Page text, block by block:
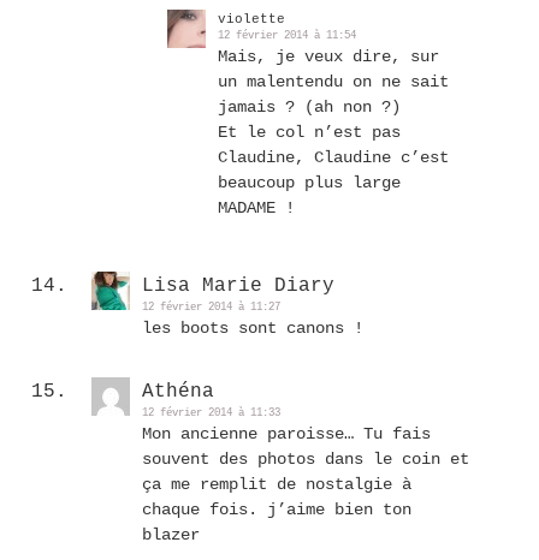
violette
12 février 2014 à 11:54
Mais, je veux dire, sur
un malentendu on ne sait
jamais ? (ah non ?)
Et le col n’est pas
Claudine, Claudine c’est
beaucoup plus large
MADAME !
Lisa Marie Diary
12 février 2014 à 11:27
les boots sont canons !
Athéna
12 février 2014 à 11:33
Mon ancienne paroisse… Tu fais
souvent des photos dans le coin et
ça me remplit de nostalgie à
chaque fois. j’aime bien ton
blazer